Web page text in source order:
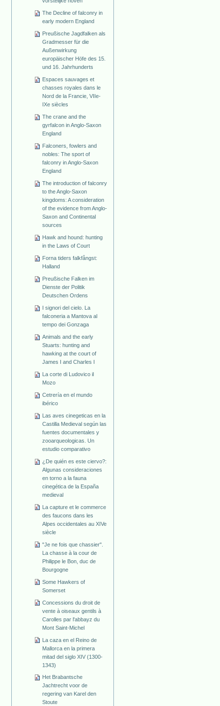
The Decline of falconry in
early modern England
Preußische Jagdfalken als
Gradmesser für die
Außenwirkung
europäischer Höfe des 15.
und 16. Jahrhunderts
Espaces sauvages et
chasses royales dans le
Nord de la Francie, VIIe-
IXe siècles
The crane and the
gyrfalcon in Anglo-Saxon
England
Falconers, fowlers and
nobles: The sport of
falconry in Anglo-Saxon
England
The introduction of falconry
to the Anglo-Saxon
kingdoms: A consideration
of the evidence from Anglo-
Saxon and Continental
sources
Hawk and hound: hunting
in the Laws of Court
Forna tiders falkfångst:
Halland
Preußische Falken im
Dienste der Politik
Deutschen Ordens
I signori del cielo. La
falconeria a Mantova al
tempo dei Gonzaga
Animals and the early
Stuarts: hunting and
hawking at the court of
James I and Charles I
La corte di Ludovico il
Mozo
Cetrería en el mundo
ibérico
Las aves cinegeticas en la
Castilla Medieval según las
fuentes documentales y
zooarqueologicas. Un
estudio comparativo
¿De quién es este ciervo?:
Algunas consideraciones
en torno a la fauna
cinegética de la España
medieval
La capture et le commerce
des faucons dans les
Alpes occidentales au XIVe
siècle
"Je ne fois que chassier".
La chasse à la cour de
Philippe le Bon, duc de
Bourgogne
Some Hawkers of
Somerset
Concessions du droit de
vente à oiseaux gentils à
Carolles par l'abbayz du
Mont Saint-Michel
La caza en el Reino de
Mallorca en la primera
mitad del siglo XIV (1300-
1343)
Het Brabantsche
Jachtrecht voor de
regering van Karel den
Stoute